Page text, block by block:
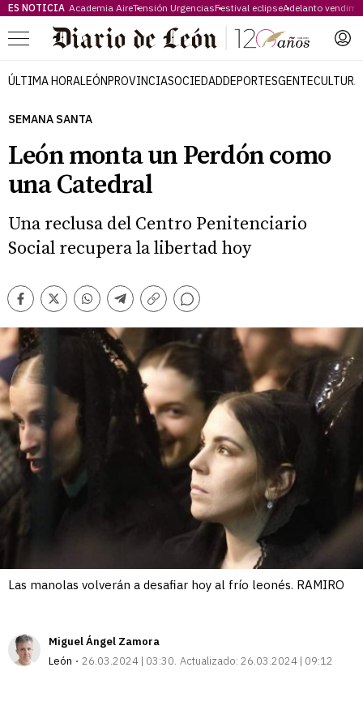
ES NOTICIA Academia AireTensión UrgenciasFestival eclipseAdelanto
Menú
ÚLTIMA HORALEÓNPROVINCIASOCIEDADDEPORTESGENTECULTURA
SEMANA SANTA
León monta un Perdón como
una Catedral
Una reclusa del Centro Penitenciario
Social recupera la libertad hoy
Facebook
TwitterWhatsappTelegram
Copiar
Comentarios
Las manolas volverán a desafiar hoy al frío leonés. RAMIRO
Miguel Ángel Zamora
León
26.03.2024 | 03:30 Actualizado: 26.03.2024 | 09:12